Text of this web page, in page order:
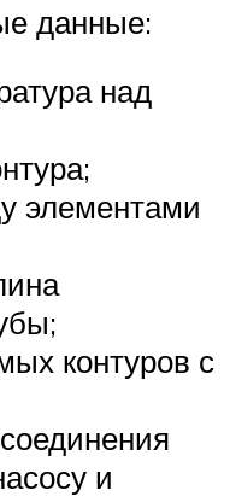
данные:
над
элементами
контуров с
и